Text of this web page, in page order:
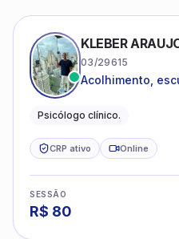
KLEBER
03/29615
Acolhimento,
Psicólogo clínico.
CRP ativo Online
SESSÃO
R$ 80